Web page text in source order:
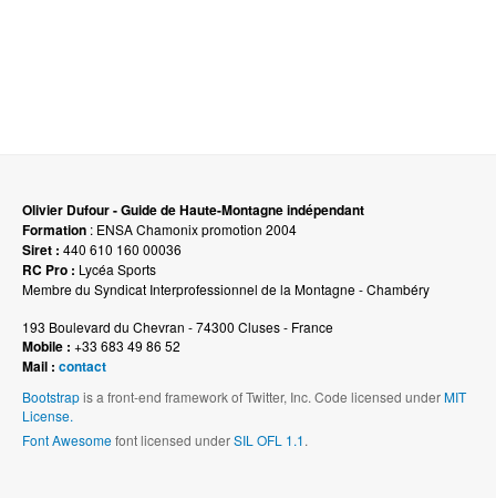
Olivier Dufour - Guide de Haute-Montagne indépendant
Formation : ENSA Chamonix promotion 2004
Siret : 440 610 160 00036
RC Pro : Lycéa Sports
Membre du Syndicat Interprofessionnel de la Montagne - Chambéry
193 Boulevard du Chevran - 74300 Cluses - France
Mobile : +33 683 49 86 52
Mail : contact
Bootstrapis a front-end framework of Twitter, Inc. Code licensed underMIT
License.
Font Awesomefont licensed underSIL OFL 1.1.